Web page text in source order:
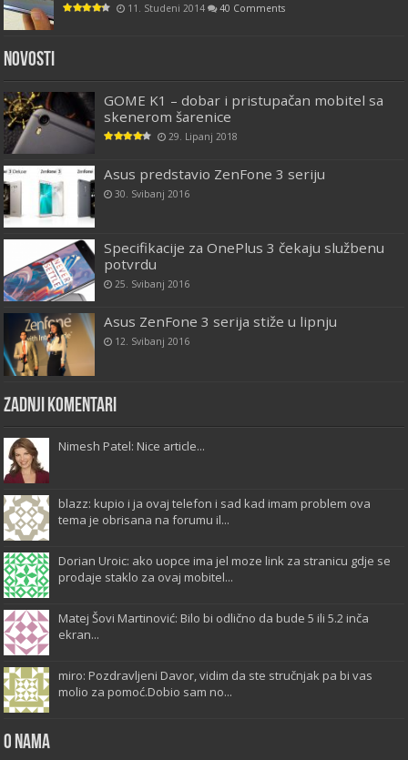
11. Studeni 2014 40 Comments
Novosti
GOME K1 – dobar i pristupačan mobitel sa
skenerom šarenice
29. Lipanj 2018
Asus predstavio ZenFone 3 seriju
30. Svibanj 2016
Specifikacije za OnePlus 3 čekaju službenu
potvrdu
25. Svibanj 2016
Asus ZenFone 3 serija stiže u lipnju
12. Svibanj 2016
Zadnji komentari
Nimesh Patel: Nice article...
blazz: kupio i ja ovaj telefon i sad kad imam problem ova
tema je obrisana na forumu il...
Dorian Uroic: ako uopce ima jel moze link za stranicu gdje se
prodaje staklo za ovaj mobitel...
Matej Šovi Martinović: Bilo bi odlično da bude 5 ili 5.2 inča
ekran...
miro: Pozdravljeni Davor, vidim da ste stručnjak pa bi vas
molio za pomoć.Dobio sam no...
O Nama